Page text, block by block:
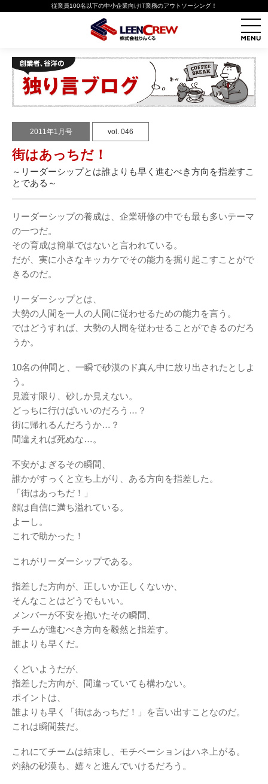
従業員100名以下の中小企業向けIT業務のアウトソーシング！
2011年1月号 vol. 046
街はあっちだ！
～リーダーシップとは誰よりも早く進むべき方向を指差すこ
とである～
リーダーシップの養成は、企業研修の中でも最も多いテーマ
の一つだ。
その育成は簡単ではないと言われている。
だが、実に小さなキッカケでその能力を掘り起こすことがで
きるのだ。
リーダーシップとは、
大勢の人間を一人の人間に従わせるための能力を言う。
ではどうすれば、大勢の人間を従わせることができるのだろ
うか。
10名の仲間と、一瞬で砂漠のド真ん中に放り出されたとしよ
う。
見渡す限り、砂しか見えない。
どっちに行けばいいのだろう…？
街に帰れるんだろうか…？
間違えれば死ぬな…。
不安がよぎるその瞬間、
誰かがすっくと立ち上がり、ある方向を指差した。
「街はあっちだ！」
顔は自信に満ち溢れている。
よーし。
これで助かった！
これがリーダーシップである。
指差した方向が、正しいか正しくないか、
そんなことはどうでもいい。
メンバーが不安を抱いたその瞬間、
チームが進むべき方向を毅然と指差す。
誰よりも早くだ。
くどいようだが、
指差した方向が、間違っていても構わない。
ポイントは、
誰よりも早く「街はあっちだ！」を言い出すことなのだ。
これは瞬間芸だ。
これにてチームは結束し、モチベーションはハネ上がる。
灼熱の砂漠も、嬉々と進んでいけるだろう。